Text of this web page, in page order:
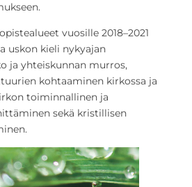
vuosille 2018–2021
uskon kieli nykyajan
ja yhteiskunnan murros,
kohtaaminen kirkossa ja
toiminnallinen ja
sekä kristillisen